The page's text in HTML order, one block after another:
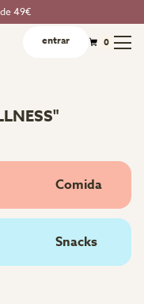
49€
entrar 0
Comida
Snacks